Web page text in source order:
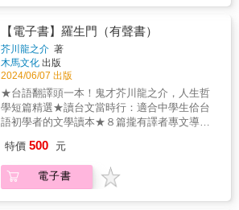
目光。有時，以「惡」為名的不道德，反而是
整頓社會秩序的重要力量。麻煩的是，為何邪
惡的事物看起來總是那麼美麗呢？
庭院點火燃燒、在天未亮的高速公路上開車奔
小旅行&hellip;&hellip;一家人剩餘的日子靜謐溫
暖，卻也岌岌可危。 & 隨著季節更迭，爸爸的
模樣也愈來愈陌生&mdash;&mdash;身體開始
腫脹變形，臉上露出勉強的笑容，向她們道歉
的次數也增加&hellip;&hellip;這一切改變都讓春
野心生不安與困惑，自己到底該怎麼做，才能
做到「毫無保留地生活」&hellip;&hellip;？ &
明明也可以純粹享受一切，明明也可以什麼都
不管地盡情大笑，明明也可以去感受一線希望
&mdash;&mdash;但我們卻不得不悲傷。連高
親一起住在東京都內附庭院的住宅。一家三口
的生活封閉卻富足，對兩姊妹而言，爸爸是永
遠支撐著自己的存在&mdash;&mdash;直到醫
生宣布，爸爸只剩下一年的壽命。不知名的腫
瘤將在爸爸體內壯大，侵蝕著一家人安穩的日
常生活。對著手足無措的春野，澄香提議，接
下來這一年她們要「毫無保留地生活」。 &
「信任眼前這一刻，不管未來如何，都要好好
互相道早安、道晚安。就算是邊哭泣或面帶微
將這些日子當成最後的日子活著；同時把每天
盡情地當成最後一天好好生活。蒐集棕櫚葉在
庭院點火燃燒、在天未亮的高速公路上開車奔
【電子書】羅生門（有聲書）
芥川龍之介 著
木馬文化 出版
2024/06/07 出版
★台語翻譯頭一本！鬼才芥川龍之介，人生哲
學短篇精選★讀台文當時行：適合中學生佮台
語初學者的文學讀本★８篇攏有譯者專文導
審定：鄭順聰★台文校對：董育儒&⚫︎毋管是烏
暗，抑是光明，攏是人性。上蓋重要的，就是
做一个正直的人。&落雨暝，衰敗稀微的京都
特價 500 元
電子書